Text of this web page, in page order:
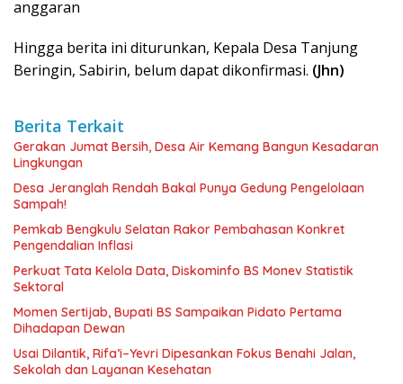
anggaran
Hingga berita ini diturunkan, Kepala Desa Tanjung
Beringin, Sabirin, belum dapat dikonfirmasi. (Jhn)
Berita Terkait
Gerakan Jumat Bersih, Desa Air Kemang Bangun Kesadaran
Lingkungan
Desa Jeranglah Rendah Bakal Punya Gedung Pengelolaan
Sampah!
Pemkab Bengkulu Selatan Rakor Pembahasan Konkret
Pengendalian Inflasi
Perkuat Tata Kelola Data, Diskominfo BS Monev Statistik
Sektoral
Momen Sertijab, Bupati BS Sampaikan Pidato Pertama
Dihadapan Dewan
Usai Dilantik, Rifa’i–Yevri Dipesankan Fokus Benahi Jalan,
Sekolah dan Layanan Kesehatan